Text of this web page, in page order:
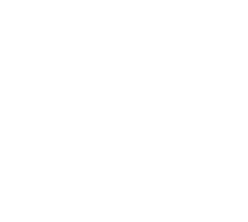
política (Parte - 01)
política (Parte 02)